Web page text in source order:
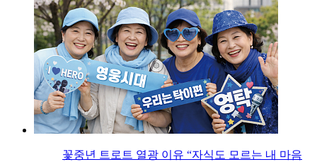
꽃중년 트로트 열광 이유 “자식도 모르는 내 마음